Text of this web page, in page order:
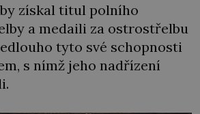
získal titul polního
a medaili za ostrostřelbu
tyto své schopnosti
s nímž jeho nadřízení